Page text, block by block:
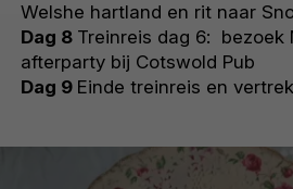
Welshe hartland en rit naar
Dag 8 Treinreis dag 6: bezoek
afterparty bij Cotswold Pub
Dag 9 Einde treinreis en